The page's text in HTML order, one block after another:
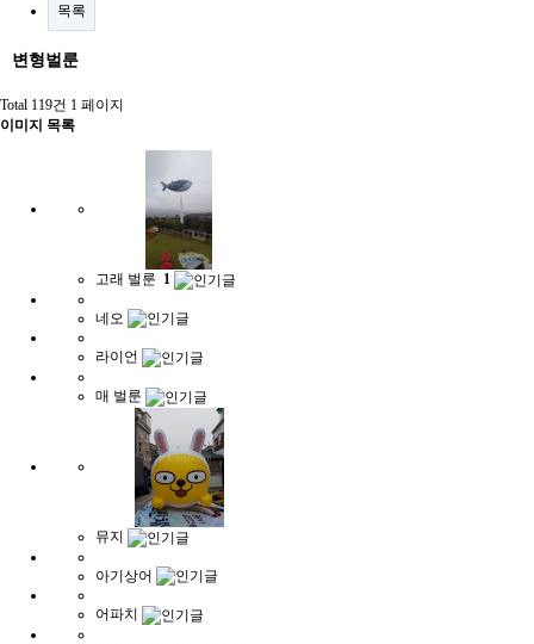
목록
변형벌룬
Total 119건 1 페이지
이미지 목록
고래 벌룬 1
네오
라이언
매 벌룬
뮤지
아기상어
어파치